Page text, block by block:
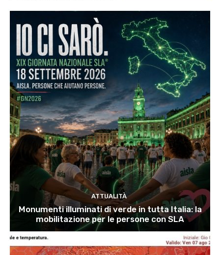
ATTUALITÀ
Monumenti illuminati di verde in tutta Italia: la
mobilitazione per le persone con SLA